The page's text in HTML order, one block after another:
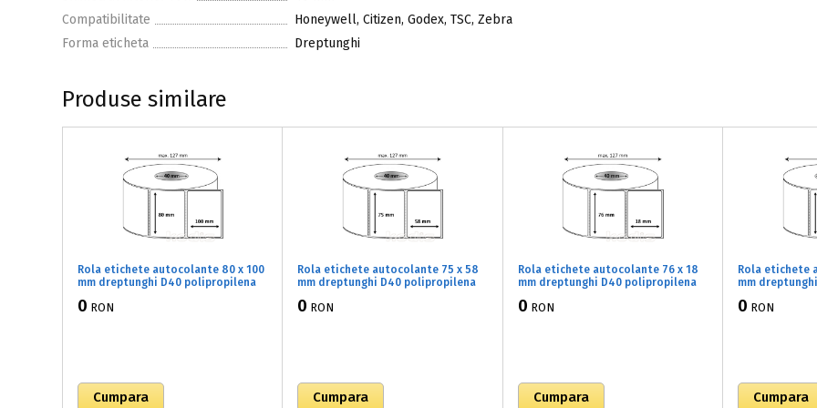
Compatibilitate
Honeywell, Citizen, Godex, TSC, Zebra
Forma eticheta
Dreptunghi
Produse similare
Rola etichete autocolante 80 x 100
mm dreptunghi D40 polipropilena
buc/rola (71x080100)
0 RON
Rola etichete autocolante 75 x 58
mm dreptunghi D40 polipropilena
buc/rola (71x075058)
0 RON
Rola etichete autocolante 76 x 18
mm dreptunghi D40 polipropilena
buc/rola (71x076018)
0 RON
Rola etichete
mm
buc/rola
0 RON